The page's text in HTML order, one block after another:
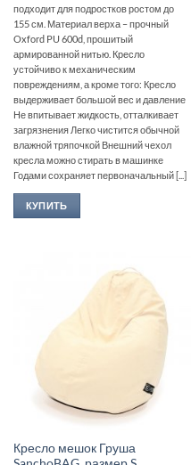
подходит для подростков ростом до
155 см. Материал верха – прочный
Oxford PU 600d, прошитый
армированной нитью. Кресло
устойчиво к механическим
повреждениям, а кроме того: Кресло
выдерживает большой вес и давление
Не впитывает жидкость, отталкивает
загрязнения Легко чистится обычной
влажной тряпочкой Внешний чехол
кресла можно стирать в машинке
Годами сохраняет первоначальный [...]
КУПИТЬ
Кресло мешок Груша